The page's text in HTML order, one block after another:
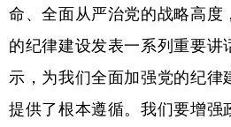
命、全面从严治党的战略高度
的纪律建设发表一系列重要讲
示，为我们全面加强党的纪律
提供了根本遵循。我们要增强